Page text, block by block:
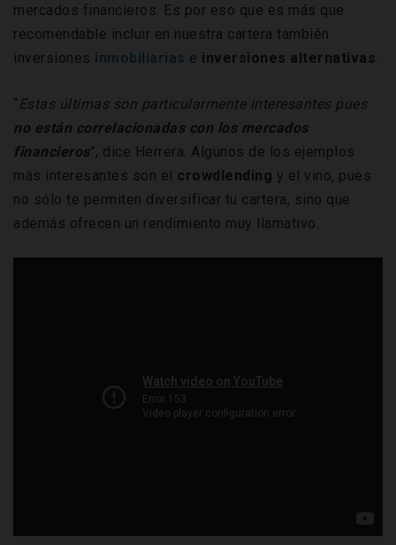
mercados financieros. Es por eso que es más que
recomendable incluir en nuestra cartera también
inversiones inmobiliarias e inversiones alternativas.
“ Estas últimas son particularmente interesantes pues
no están correlacionadas con los mercados
financieros”, dice Herrera. Algunos de los ejemplos
más interesantes son el crowdlending y el vino, pues
no sólo te permiten diversificar tu cartera, sino que
además ofrecen un rendimiento muy llamativo.